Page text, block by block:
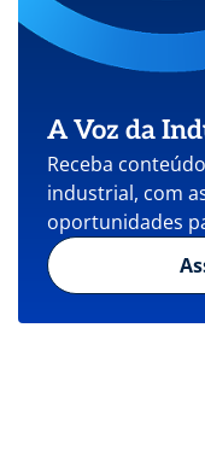
A Voz da
Receba
industrial, com
oportunidades